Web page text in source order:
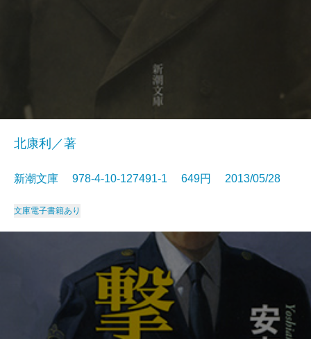
北康利／著
新潮文庫 978-4-10-127491-1 649円 2013/05/28
文庫電子書籍あり